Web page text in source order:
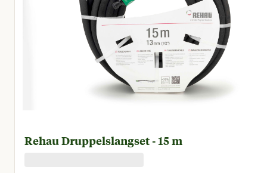
Rehau Druppelslangset - 15 m